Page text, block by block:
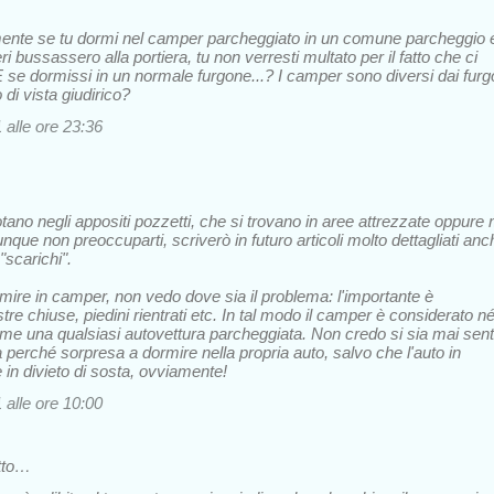
se tu dormi nel camper parcheggiato in un comune parcheggio
bussassero alla portiera, tu non verresti multato per il fatto che ci
se dormissi in un normale furgone...? I camper sono diversi dai
di vista giudirico?
alle ore 23:36
negli appositi pozzetti, che si trovano in aree attrezzate oppure
non preoccuparti, scriverò in futuro articoli molto dettagliati
in camper, non vedo dove sia il problema: l'importante è
chiuse, piedini rientrati etc. In tal modo il camper è considerato né
una qualsiasi autovettura parcheggiata. Non credo si sia mai
perché sorpresa a dormire nella propria auto, salvo che l'auto in
in divieto di sosta, ovviamente!
alle ore 10:00